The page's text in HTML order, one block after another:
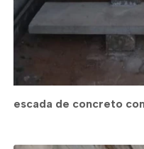
escada de concreto